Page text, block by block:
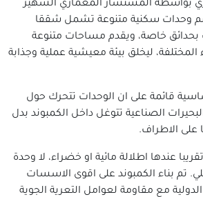
بواسطة المستشار المعماري الشهير
وحدات سكنية متنوعة تشمل شققا
خاصة، ويقدم مساحات متنوعة
المختلفة، ليخلق بيئة معيشية عملية وجذابة
قائمة على ان الوحدات تتحرك حول
الصناعية تتوغل داخل الكمبوند بدل
الاطراف.
عندها اطلالة مائية او خضراء، لا وحدة
تم بناء الكمبوند على اقوى الاسسات
مع مقاومة لعوامل التعرية الجوية